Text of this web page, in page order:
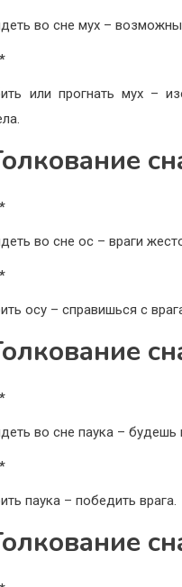
во сне мух –
или прогнать мух –
во сне ос – враги
осу – справишься с
во сне паука – будешь
паука – победить врага.